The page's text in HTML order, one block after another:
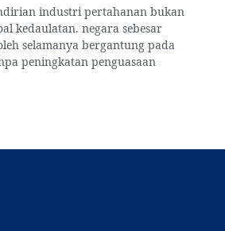
industri pertahanan bukan
kedaulatan. negara sebesar
selamanya bergantung pada
peningkatan penguasaan